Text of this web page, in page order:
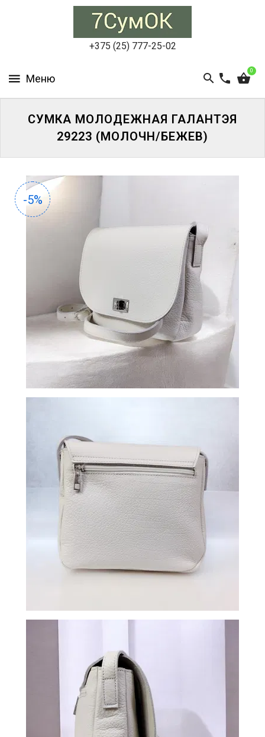
+375 (25) 777-25-02
0
МУЖСКИЕ
АКСЕССУАРЫ
ДЕЛОВЫЕ
СУМКИ
ПАРОЛЬ?
СУМКА МОЛОДЕЖНАЯ ГАЛАНТЭЯ
29223 (МОЛОЧН/БЕЖЕВ)
-5%